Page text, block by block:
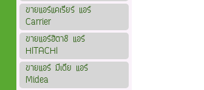
ขายแอร์แคเรียร์ แอร์
Carrier
ขายแอร์ฮิตาชิ แอร์
HITACHI
ขายแอร์ มีเดีย แอร์
Midea